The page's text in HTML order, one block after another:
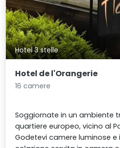
Hotel 3 stelle
Hotel de l'Orangerie
16 camere
Soggiornate in un ambiente
quartiere europeo, vicino al
Godetevi camere luminose e